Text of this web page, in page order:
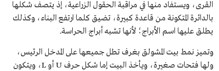
القرى، ويستفاد منها في مراقبة الحقول الزراعية، إذ يتصف شكلها
بالدائرة المتكونة من قاعدة كبيرة، تضيق كلما ارتفع البناء، وكذلك
يطلق عليها اسم الأبراج؛ لأنها تشبه أبراج الحراسة.
وتميز نمط بيت المشولق بغرف تطل جميعها على المدخل الرئيس،
ولها فتحات صغيرة، ويأخذ البيت إما شكل حرف U أو L، ويتكون